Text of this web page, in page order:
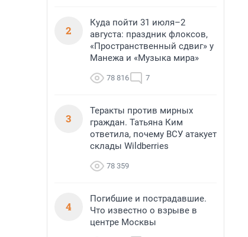
2
Куда пойти 31 июля–2
августа: праздник флоксов,
«Пространственный сдвиг» у
Манежа и «Музыка мира»
78 816 7
3
Теракты против мирных
граждан. Татьяна Ким
ответила, почему ВСУ атакует
склады Wildberries
78 359
4
Погибшие и пострадавшие.
Что известно о взрыве в
центре Москвы